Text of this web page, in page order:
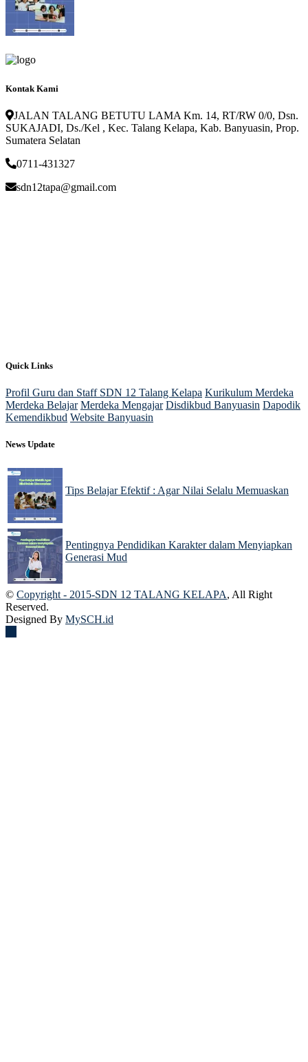
Kontak Kami
JALAN TALANG BETUTU LAMA Km. 14, RT/RW 0/0, Dsn.
SUKAJADI, Ds./Kel , Kec. Talang Kelapa, Kab. Banyuasin, Prop.
Sumatera Selatan
0711-431327
sdn12tapa@gmail.com
Quick Links
Profil Guru dan Staff SDN 12 Talang Kelapa Kurikulum Merdeka
Merdeka Belajar Merdeka Mengajar Disdikbud Banyuasin Dapodik
Kemendikbud Website Banyuasin
News Update
Tips Belajar Efektif : Agar Nilai Selalu Memuaskan
Pentingnya Pendidikan Karakter dalam Menyiapkan
Generasi Mud
© Copyright - 2015-SDN 12 TALANG KELAPA, All Right
Reserved.
Designed By MySCH.id